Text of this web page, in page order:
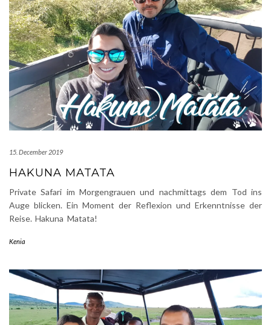
15. December 2019
HAKUNA MATATA
Private Safari im Morgengrauen und nachmittags dem Tod ins
Auge blicken. Ein Moment der Reflexion und Erkenntnisse der
Reise. Hakuna Matata!
Kenia